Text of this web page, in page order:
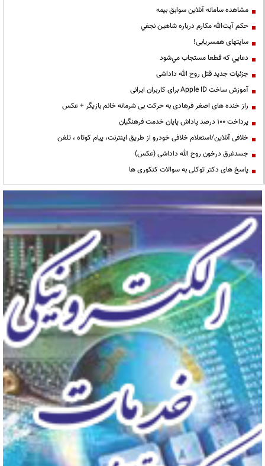
مشاهده سامانه آنلاين سوابق بیمه
حكم آيت‌الله مكارم درباره شاهين نجفي
سایتهای همسریابی!
دعايي كه قطعا مستجاب مي‌شود
جزئیات جدید قتل روح الله داداشی
آموزش ساخت Apple ID برای کاربران ایرانی
راز خنده های اصغر فرهادی به حرکت بی شرمانه خانم بازیگر + عکس
پرداخت ۱۰۰ درصد پاداش پایان خدمت فرهنگیان
خلافی آنلاین/استعلام خلافی خودرو از طریق اینترنت، پیام کوتاه ، تلفن
جسدغرق درخون روح الله داداشی (عکس)
پاسخ های دکتر توکلی به سوالات کنکوری ها